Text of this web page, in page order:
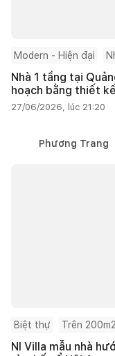
Modern - Hiện đại
Nhà 1 tầng tại
hoạch bằng thiết
27/06/2026, lúc 21:20
Phương Trang
Biệt thự Trên 200m2
NI Villa mẫu nhà